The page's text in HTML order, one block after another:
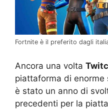
Fortnite è il preferito dagli
Ancora una volta
piattaforma di enorme
è stato un anno di
precedenti per la